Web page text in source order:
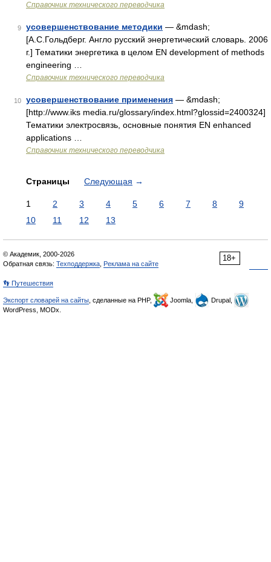
Справочник технического переводчика
9 усовершенствование методики — &mdash;
[А.С.Гольдберг. Англо русский энергетический словарь. 2006
г.] Тематики энергетика в целом EN development of methods
engineering …
Справочник технического переводчика
10 усовершенствование применения — &mdash;
[http://www.iks media.ru/glossary/index.html?glossid=2400324]
Тематики электросвязь, основные понятия EN enhanced
applications …
Справочник технического переводчика
Страницы Следующая →
1 2 3 4 5 6 7 8
9
10
11 12 13
18+
© Академик, 2000-2026
Обратная связь: Техподдержка Реклама на сайте
👣 Путешествия
Экспорт словарей на сайты , сделанные на PHP, Joomla,
Drupal,
WordPress, MODx.